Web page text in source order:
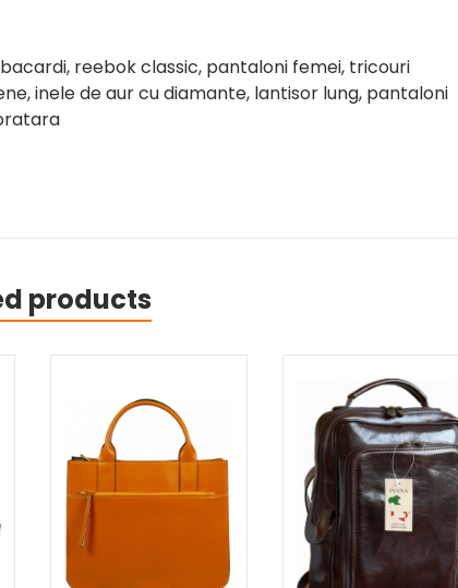
reebok classic, pantaloni femei, tricouri
inele de aur cu diamante, lantisor lung, pantaloni
products